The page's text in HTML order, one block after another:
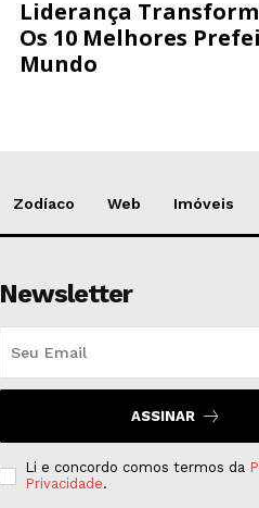
Liderança
Os 10 Melhores
Mundo
Zodíaco Web Imóveis
Newsletter
ASSINAR
Li e concordo comos termos da
Privacidade.